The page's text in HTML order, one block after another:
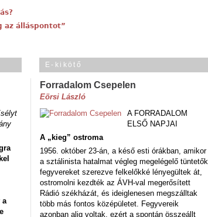
az álláspontot”
a
E-kikötő
Forradalom Csepelen
Eörsi László
A FORRADALOM
ELSŐ NAPJAI
A „kieg” ostroma
1956. október 23-án, a késő esti órákban, amikor
a sztálinista hatalmat végleg megelégelő tüntetők
fegyvereket szerezve felkelőkké lényegültek át,
ostromolni kezdték az ÁVH-val megerősített
Rádió székházát, és ideiglenesen megszálltak
több más fontos középületet. Fegyvereik
azonban alig voltak, ezért a spontán összeállt